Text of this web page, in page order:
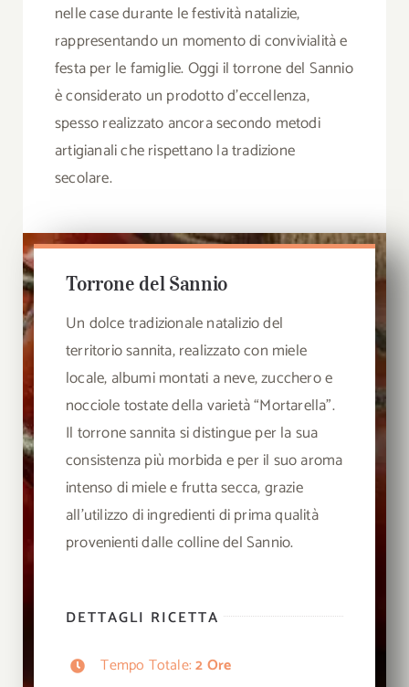
nelle case durante le festività natalizie,
rappresentando un momento di convivialità e
festa per le famiglie. Oggi il torrone del Sannio
è considerato un prodotto d’eccellenza,
spesso realizzato ancora secondo metodi
artigianali che rispettano la tradizione
secolare.
Torrone del Sannio
Un dolce tradizionale natalizio del
territorio sannita, realizzato con miele
locale, albumi montati a neve, zucchero e
nocciole tostate della varietà “Mortarella”.
Il torrone sannita si distingue per la sua
consistenza più morbida e per il suo aroma
intenso di miele e frutta secca, grazie
all’utilizzo di ingredienti di prima qualità
provenienti dalle colline del Sannio.
DETTAGLI RICETTA
Tempo Totale:2 Ore